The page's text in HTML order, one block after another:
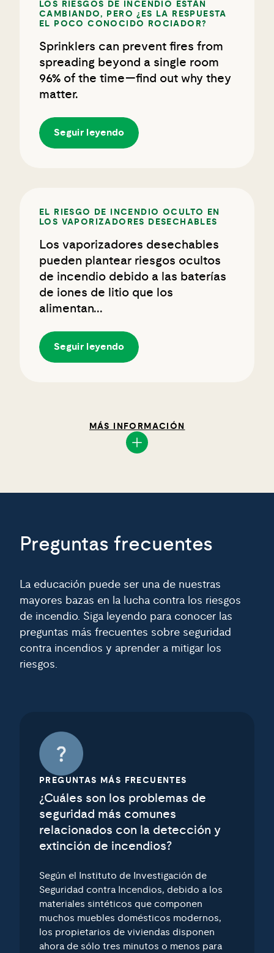
LOS RIESGOS DE INCENDIO ESTÁN
CAMBIANDO, PERO ¿ES LA RESPUESTA
EL POCO CONOCIDO ROCIADOR?
Sprinklers can prevent fires from
spreading beyond a single room
96% of the time—find out why they
matter.
Seguir leyendo
EL RIESGO DE INCENDIO OCULTO EN
LOS VAPORIZADORES DESECHABLES
Los vaporizadores desechables
pueden plantear riesgos ocultos
de incendio debido a las baterías
de iones de litio que los
alimentan...
Seguir leyendo
MÁS INFORMACIÓN
Preguntas frecuentes
La educación puede ser una de nuestras
mayores bazas en la lucha contra los riesgos
de incendio. Siga leyendo para conocer las
preguntas más frecuentes sobre seguridad
contra incendios y aprender a mitigar los
riesgos.
PREGUNTAS MÁS FRECUENTES
¿Cuáles son los problemas de
seguridad más comunes
relacionados con la detección y
extinción de incendios?
Según el Instituto de Investigación de
Seguridad contra Incendios, debido a los
materiales sintéticos que componen
muchos muebles domésticos modernos,
los propietarios de viviendas disponen
ahora de sólo tres minutos o menos para